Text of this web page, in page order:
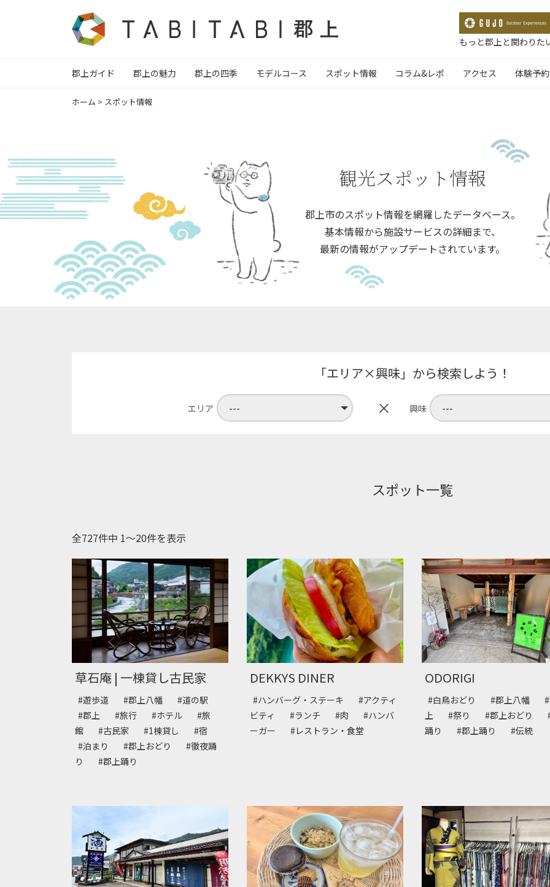
もっと郡上と関わりた
郡上ガイド 郡上の魅力 郡上の四季 モデルコース スポット情報 コラム&レポ アクセス 体験予約
ホーム > スポット情報
観光スポット情報
郡上市のスポット情報を網羅したデータベース。
基本情報から施設サービスの詳細まで、
最新の情報がアップデートされています。
「エリア×興味」から検索しよう！
エリア × 興味
スポット一覧
全727件中 1〜20件を表示
草石庵 | 一棟貸し古民家
#遊歩道 #郡上八幡
#道の駅
#郡上
#旅行 #ホテル
#旅
館
#古民家 #1棟貸し
#宿
#泊まり
#郡上おどり
#徹夜踊
り
#郡上踊り
DEKKYS DINER
#ハンバーグ・ステーキ
#アクティ
ビティ
#ランチ #肉
#ハンバ
ーガー
#レストラン・食堂
ODORIGI
#白鳥おどり #郡上八幡
上
#祭り #郡上おどり
踊り
#郡上踊り #伝統